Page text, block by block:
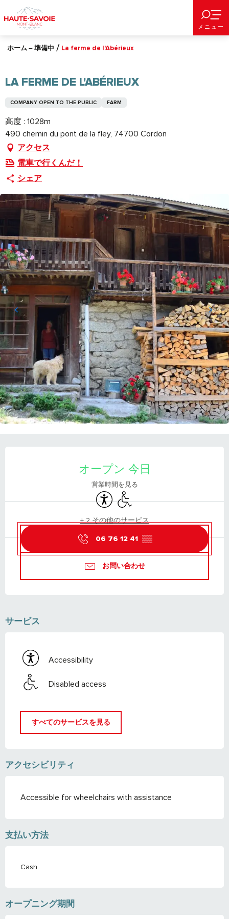
au
contenu
principal
メニュー
ホーム – 準備中 La ferme de l'Abérieux
LA FERME DE L'ABÉRIEUX
COMPANY OPEN TO THE PUBLIC FARM
高度 : 1028m
490 chemin du pont de la fley, 74700 Cordon
アクセス
電車で行くんだ！
シェア
オープン 今日
営業時間を見る
AccessibilityDisabled access
+ 2 その他のサービス
06 76 12 41 ▒▒
お問い合わせ
サービス
Accessibility
Disabled access
すべてのサービスを見る
アクセシビリティ
Accessible for wheelchairs with assistance
支払い方法
Cash
オープニング期間